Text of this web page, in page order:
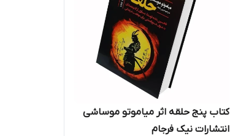
کتاب پنج حلقه اثر میاموتو موساشی
انتشارات نیک فرجام